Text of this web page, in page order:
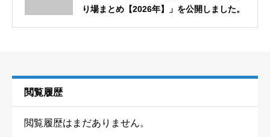
り場まとめ【2026年】」を公開しました。
閲覧履歴
閲覧履歴はまだありません。